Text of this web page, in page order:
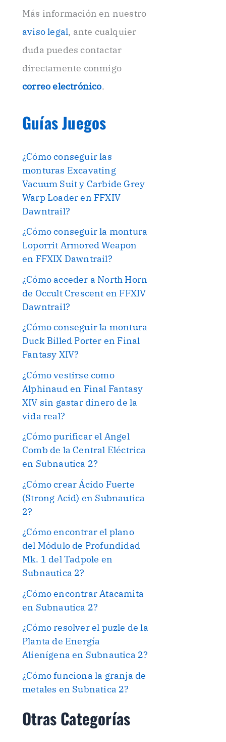
en tu controlador.
avanzada".**
controlador para acceder a la
Más información en nuestro
aviso legal, ante cualquier
duda puedes contactar
directamente conmigo
correo electrónico.
Guías Juegos
¿Cómo conseguir las
monturas Excavating
Vacuum Suit y Carbide Grey
Warp Loader en FFXIV
Dawntrail?
¿Cómo conseguir la montura
Loporrit Armored Weapon
en FFXIX Dawntrail?
¿Cómo acceder a North Horn
de Occult Crescent en FFXIV
Dawntrail?
¿Cómo conseguir la montura
Duck Billed Porter en Final
Fantasy XIV?
¿Cómo vestirse como
Alphinaud en Final Fantasy
XIV sin gastar dinero de la
vida real?
¿Cómo purificar el Angel
Comb de la Central Eléctrica
en Subnautica 2?
¿Cómo crear Ácido Fuerte
(Strong Acid) en Subnautica
2?
¿Cómo encontrar el plano
del Módulo de Profundidad
Mk. 1 del Tadpole en
Subnautica 2?
¿Cómo encontrar Atacamita
en Subnautica 2?
¿Cómo resolver el puzle de la
Planta de Energía
Alienígena en Subnautica 2?
¿Cómo funciona la granja de
metales en Subnatica 2?
Otras Categorías